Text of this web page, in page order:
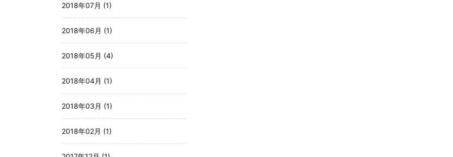
2018年07月 (1)
2018年06月 (1)
2018年05月 (4)
2018年04月 (1)
2018年03月 (1)
2018年02月 (1)